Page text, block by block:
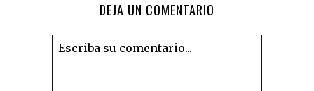
DEJA UN COMENTARIO